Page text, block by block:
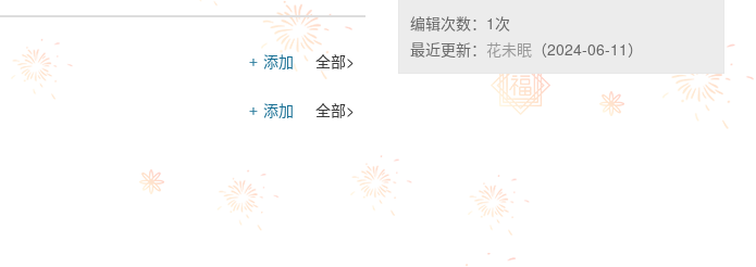
全部>
+ 添加
全部>
+ 添加
编辑次数： 1次
最近更新： 花未眠（2024-06-11）